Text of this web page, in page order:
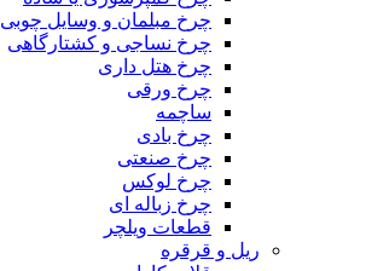
چرخ مبلمان و وسایل چوبی
چرخ نساجی و کشتارگاهی
چرخ هتل داری
چرخ ورقی
ساچمه
چرخ بادی
چرخ صنعتی
چرخ لوکس
چرخ زباله ای
قطعات ویلچر
ریل و قرقره